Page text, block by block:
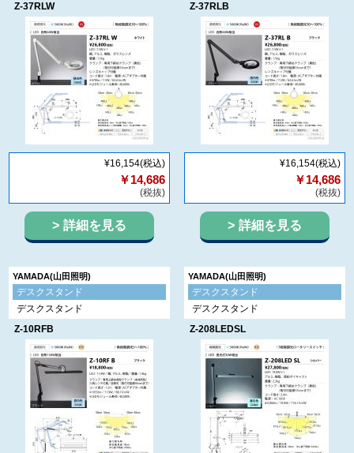
Z-37RLW
¥16,154(税込)
￥14,686
(税抜)
詳細を見る
Z-37RLB
¥16,154(税込)
￥14,686
(税抜)
詳細を見る
YAMADA(山田照明)
デスクスタンド
デスクスタンド
Z-10RFB
YAMADA(山田照明)
デスクスタンド
デスクスタンド
Z-208LEDSL